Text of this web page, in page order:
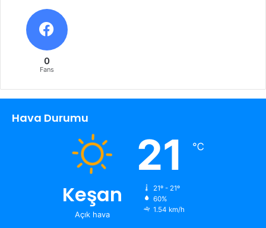
0
Fans
Hava Durumu
Keşan
Açık hava
21 ℃
21º - 21º
60%
1.54 km/h